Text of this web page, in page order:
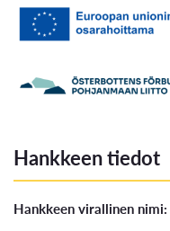
Hankkeen tiedot
Hankkeen virallinen nimi: